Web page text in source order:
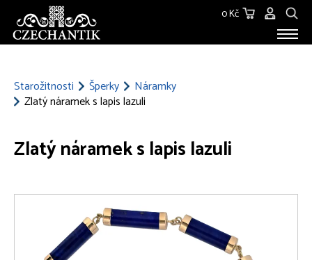
0 Kč
Starožitnosti Šperky
Náramky
Zlatý náramek s lapis lazuli
Zlatý náramek s lapis lazuli